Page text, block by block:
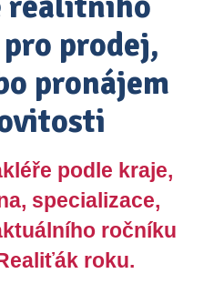
prodej,
pronájem
podle kraje,
specializace,
ročníku
roku.